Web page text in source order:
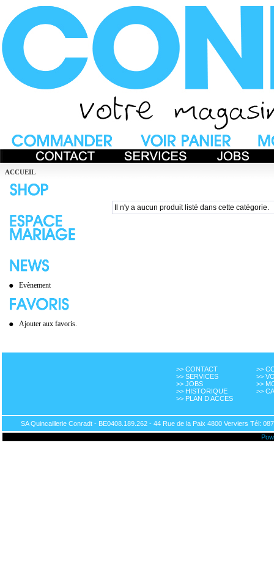
ACCUEIL
Evènement
Ajouter aux favoris.
Il n'y a aucun produit listé dans cette catégorie.
>> CONTACT
>> SERVICES
>> JOBS
>> HISTORIQUE
>> PLAN D ACCES
>>
>>
>>
>>
SA Quincaillerie Conradt - BE0408.189.262 - 44 Rue de la Paix 4800 Verviers Tél: